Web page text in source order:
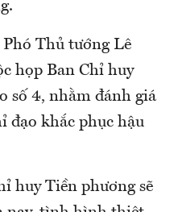
Thủ tướng Lê
họp Ban Chỉ huy
số 4, nhằm đánh giá
đạo khắc phục hậu
huy Tiền phương sẽ